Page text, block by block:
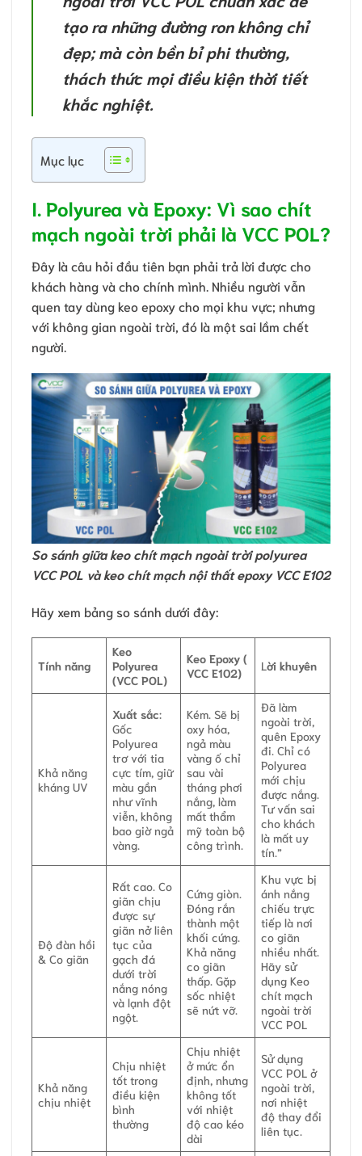
tạo ra những đường ron không chỉ
đẹp; mà còn bền bỉ phi thường,
thách thức mọi điều kiện thời tiết
khắc nghiệt.
Mục lục
I. Polyurea và Epoxy: Vì sao chít
mạch ngoài trời phải là VCC POL?
Đây là câu hỏi đầu tiên bạn phải trả lời được cho
khách hàng và cho chính mình. Nhiều người vẫn
quen tay dùng keo epoxy cho mọi khu vực; nhưng
với không gian ngoài trời, đó là một sai lầm chết
người.
So sánh giữa keo chít mạch ngoài trời polyurea
VCC POL và keo chít mạch nội thất epoxy VCC E102
Hãy xem bảng so sánh dưới đây:
Tính năng
Keo
Polyurea
(VCC POL)
Keo Epoxy (
VCC E102)
Lời khuyên
Khả năng
kháng UV
Xuất sắc:
Gốc
Polyurea
trơ với tia
cực tím, giữ
màu gần
như vĩnh
viễn, không
bao giờ ngả
vàng.
Kém. Sẽ bị
oxy hóa,
ngả màu
vàng ố chỉ
sau vài
tháng phơi
nắng, làm
mất thẩm
mỹ toàn bộ
công trình.
Đã làm
ngoài trời,
quên Epoxy
đi. Chỉ có
Polyurea
mới chịu
được nắng.
Tư vấn sai
cho khách
là mất uy
tín.”
Độ đàn hồi
& Co giãn
Rất cao. Co
giãn chịu
được sự
giãn nở liên
tục của
gạch đá
dưới trời
nắng nóng
và lạnh đột
ngột.
Cứng giòn.
Đóng rắn
thành một
khối cứng.
Khả năng
co giãn
thấp. Gặp
sốc nhiệt
sẽ nứt vỡ.
Khu vực bị
ánh nắng
chiếu trực
tiếp là nơi
co giãn
nhiều nhất.
Hãy sử
dụng Keo
chít mạch
ngoài trời
VCC POL
Khả năng
chịu nhiệt
Chịu nhiệt
tốt trong
điều kiện
bình
thường
Chịu nhiệt
ở mức ổn
định, nhưng
không tốt
với nhiệt
độ cao kéo
dài
Sử dụng
VCC POL ở
ngoài trời,
nơi nhiệt
độ thay đổi
liên tục.